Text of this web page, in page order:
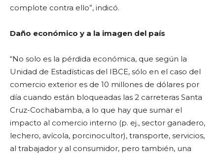
complote contra ello”, indicó.
Daño económico y a la imagen del país
“No solo es la pérdida económica, que según la
Unidad de Estadísticas del IBCE, sólo en el caso del
comercio exterior es de 10 millones de dólares por
día cuando están bloqueadas las 2 carreteras Santa
Cruz-Cochabamba, a lo que hay que sumar el
impacto al comercio interno (p. ej., sector ganadero,
lechero, avícola, porcinocultor), transporte, servicios,
al trabajador y al consumidor, pero también, una